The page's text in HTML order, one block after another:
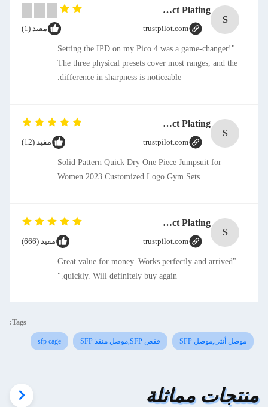
S
SMT CAP Type Box Header Connector 1.27mm Pitch Gold Flash Contact Plating
trustpilot.com مفيد (1)
"Setting the IPD on my Pico 4 was a game-changer!
The three physical presets cover most ranges, and the
difference in sharpness is noticeable.
S
SMT CAP Type Box Header Connector 1.27mm Pitch Gold Flash Contact Plating
trustpilot.com مفيد (12)
Solid Pattern Quick Dry One Piece Jumpsuit for
Women 2023 Customized Logo Gym Sets
S
SMT CAP Type Box Header Connector 1.27mm Pitch Gold Flash Contact Plating
trustpilot.com مفيد (666)
"Great value for money. Works perfectly and arrived
quickly. Will definitely buy again."
Tags:
موصل أنثى,موصل SFP قفص SFP,موصل منفذ SFP sfp cage
منتجات مماثلة